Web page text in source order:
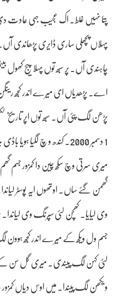
پتا نہیں غلط۔ اک عجیب جہی عادت
پہلاں پچھلی ساری ڈایری پڑھاندی
چاہندی آں۔ پر سبھ توں پہلا پیج کھول
اے۔ پڑھدیاں ای میرے اندر کجھ
پڑھن لگ پئی آں۔ سبھ توں اپر تاریخ
1 دسمبر 2000۔ کندھ و چ لگیا
میری سرتی وچ سکھ چین دا کمزور جسم
گھمن گئے ساں۔ اوتھوں ایہ پوسٹر
وی لیایا۔ کھچن لئی سپرنگ وی
جسم ول ویکھ کے میرے اندر کجھ ہوون
لئی کہن لگ پیندی۔ میری گل سن کے
ویکھن لگ پیندا۔ میں اوس دیاں